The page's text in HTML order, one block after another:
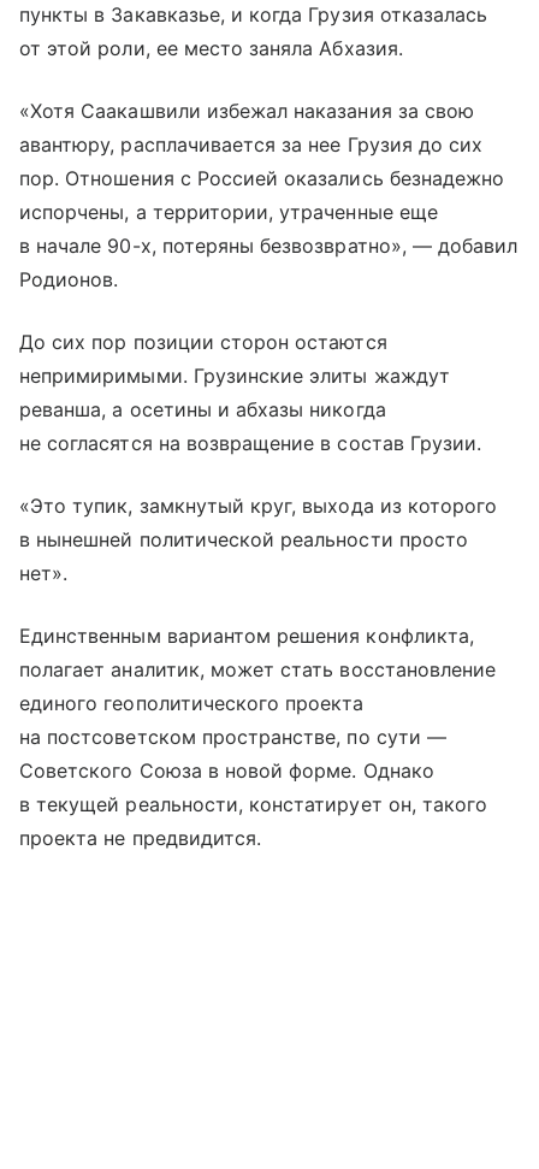
пункты в Закавказье, и когда Грузия отказалась
от этой роли, ее место заняла Абхазия.
«Хотя Саакашвили избежал наказания за свою
авантюру, расплачивается за нее Грузия до сих
пор. Отношения с Россией оказались безнадежно
испорчены, а территории, утраченные еще
в начале 90-х, потеряны безвозвратно», — добавил
Родионов.
До сих пор позиции сторон остаются
непримиримыми. Грузинские элиты жаждут
реванша, а осетины и абхазы никогда
не согласятся на возвращение в состав Грузии.
«Это тупик, замкнутый круг, выхода из которого
в нынешней политической реальности просто
нет».
Единственным вариантом решения конфликта,
полагает аналитик, может стать восстановление
единого геополитического проекта
на постсоветском пространстве, по сути —
Советского Союза в новой форме. Однако
в текущей реальности, констатирует он, такого
проекта не предвидится.